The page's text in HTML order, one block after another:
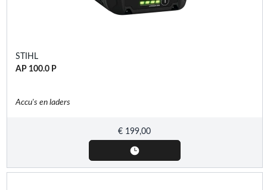
STIHL
AP 100.0 P
Accu's en laders
€ 199,00